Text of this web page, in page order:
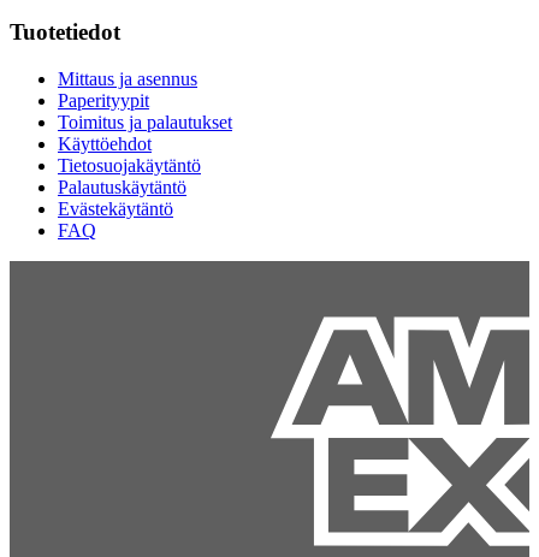
Tuotetiedot
Mittaus ja asennus
Paperityypit
Toimitus ja palautukset
Käyttöehdot
Tietosuojakäytäntö
Palautuskäytäntö
Evästekäytäntö
FAQ